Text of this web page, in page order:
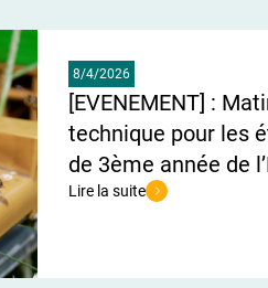
8/4/2026
[EVENEMENT] :
technique pour les
de 3ème année de
Lire la suite
de l'article [EVENEMENT] :